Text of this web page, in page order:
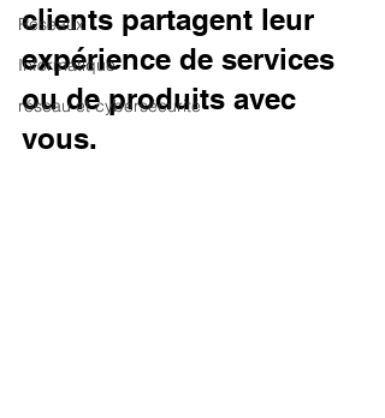
Réseaux
Informatique
réseau et cybersécurité
clients partagent leur
expérience de services
ou de produits avec
vous.